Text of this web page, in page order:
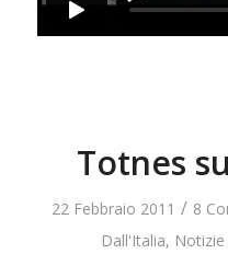
Totnes
22 Febbraio 2011 / 8
Dall'Italia, Notizie